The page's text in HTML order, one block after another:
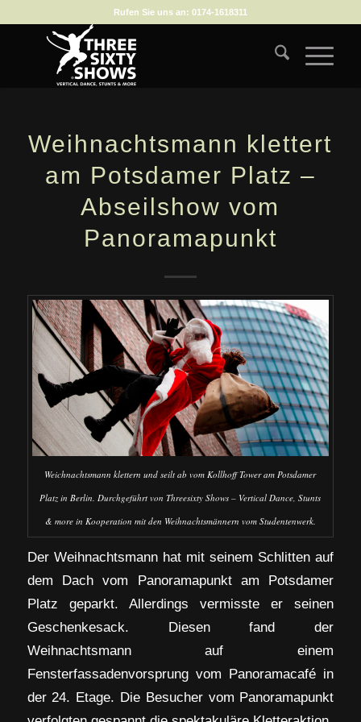
Rufen Sie uns an: 0174-1618311
Weihnachtsmann klettert
am Potsdamer Platz –
Abseilshow vom
Panoramapunkt
Weichnachtsmann klettern und seilt ab vom Kollhoff Tower am Potsdamer
Platz in Berlin. Durchgeführt von Threesixty Shows – Vertical Dance, Stunts
& more in Kooperation mit den Weihnachtsmännern vom Studentenwerk.
Der Weihnachtsmann hat mit seinem Schlitten auf
dem Dach vom Panoramapunkt am Potsdamer
Platz geparkt. Allerdings vermisste er seinen
Geschenkesack. Diesen fand der
Weihnachtsmann auf einem
Fensterfassadenvorsprung vom Panoramacafé in
der 24. Etage. Die Besucher vom Panoramapunkt